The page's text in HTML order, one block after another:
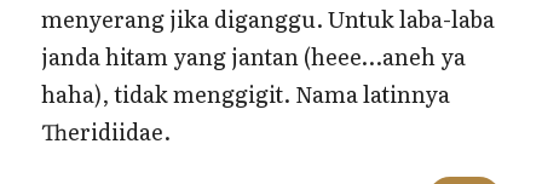
menyerang jika diganggu. Untuk laba-laba
janda hitam yang jantan (heee…aneh ya
haha), tidak menggigit. Nama latinnya
Theridiidae.